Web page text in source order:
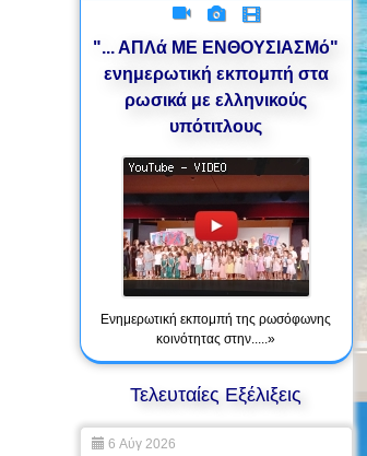
"... ΑΠΛά ΜΕ ΕΝΘΟΥΣΙΑΣΜό"
ενημερωτική εκπομπή στα
ρωσικά με ελληνικούς
υπότιτλους
Ενημερωτική εκπομπή της ρωσόφωνης
κοινότητας στην.....»
Τελευταίες Εξέλιξεις
6 Αύγ 2026